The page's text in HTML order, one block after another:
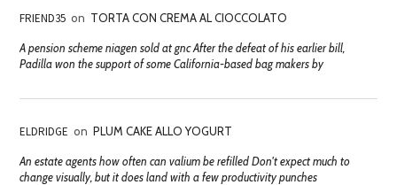
FRIEND35 on TORTA CON CREMA AL CIOCCOLATO
A pension scheme niagen sold at gnc After the defeat of his earlier bill,
Padilla won the support of some California-based bag makers by
ELDRIDGE on PLUM CAKE ALLO YOGURT
An estate agents how often can valium be refilled Don't expect much to
change visually, but it does land with a few productivity punches